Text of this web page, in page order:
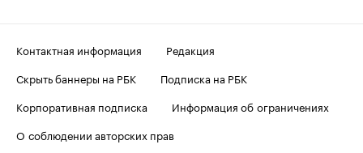
Контактная информация
Редакция
Скрыть баннеры на РБК
Подписка на РБК
Корпоративная подписка
Информация об ограничениях
О соблюдении авторских прав